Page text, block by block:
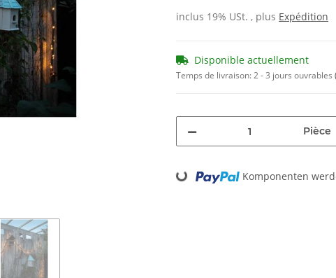
inclus 19% USt. , plus Expédition
Disponible actuellement
Temps de livraison:2 - 3 jours ouvrables
Pièce
Loading... Komponenten